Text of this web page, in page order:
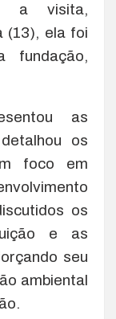
a visita,
(13), ela foi
fundação,
as
os
foco em
os
e as
seu
ambiental